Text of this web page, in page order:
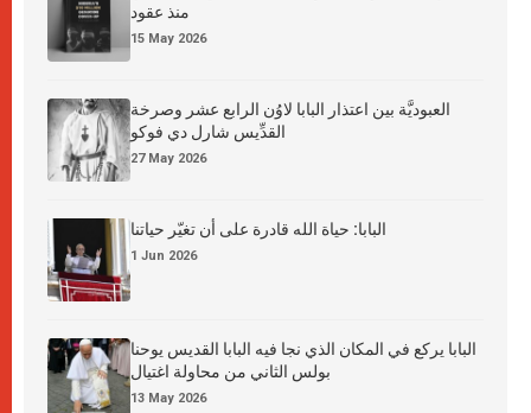
منذ عقود
15 May 2026
العبوديَّة بين اعتذار البابا لاوُن الرابع عشر وصرخة
القدِّيس شارل دي فوكو
27 May 2026
البابا: حياة الله قادرة على أن تغيّر حياتنا
1 Jun 2026
البابا يركع في المكان الذي نجا فيه البابا القديس يوحنا
بولس الثاني من محاولة اغتيال
13 May 2026